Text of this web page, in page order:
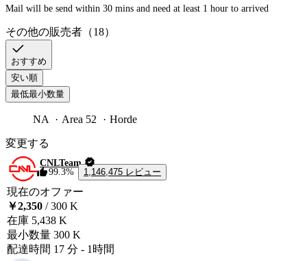
その他の販売者（18）
おすすめ
安い順
最低最小数量
NA Area 52 Horde
変更する
CNLTeam
99.3%
1,146,475 レビュー
現在のオファー
￥2,350 / 300 K
在庫 5,438 K
最小数量 300 K
配達時間 17 分 - 1時間